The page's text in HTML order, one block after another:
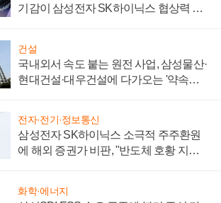
기감이 삼성전자 SK하이닉스 협상력 더
건설
국내외서 속도 붙는 원전 사업, 삼성물산·
현대건설·대우건설에 다가오는 '약속의
전자·전기·정보통신
삼성전자 SK하이닉스 소극적 주주환원
에 해외 증권가 비판, "반도체 호황 지속
화학·에너지